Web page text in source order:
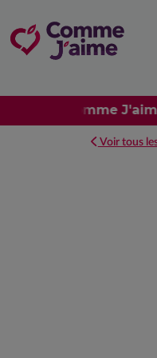
: Comme
Voir tous